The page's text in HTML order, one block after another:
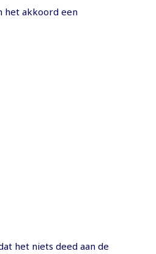
het akkoord een
het niets deed aan de